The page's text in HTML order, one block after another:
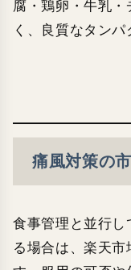
腐・鶏卵・牛乳
く、良質なタンパ
痛風対策の
食事管理と並行
る場合は、楽天